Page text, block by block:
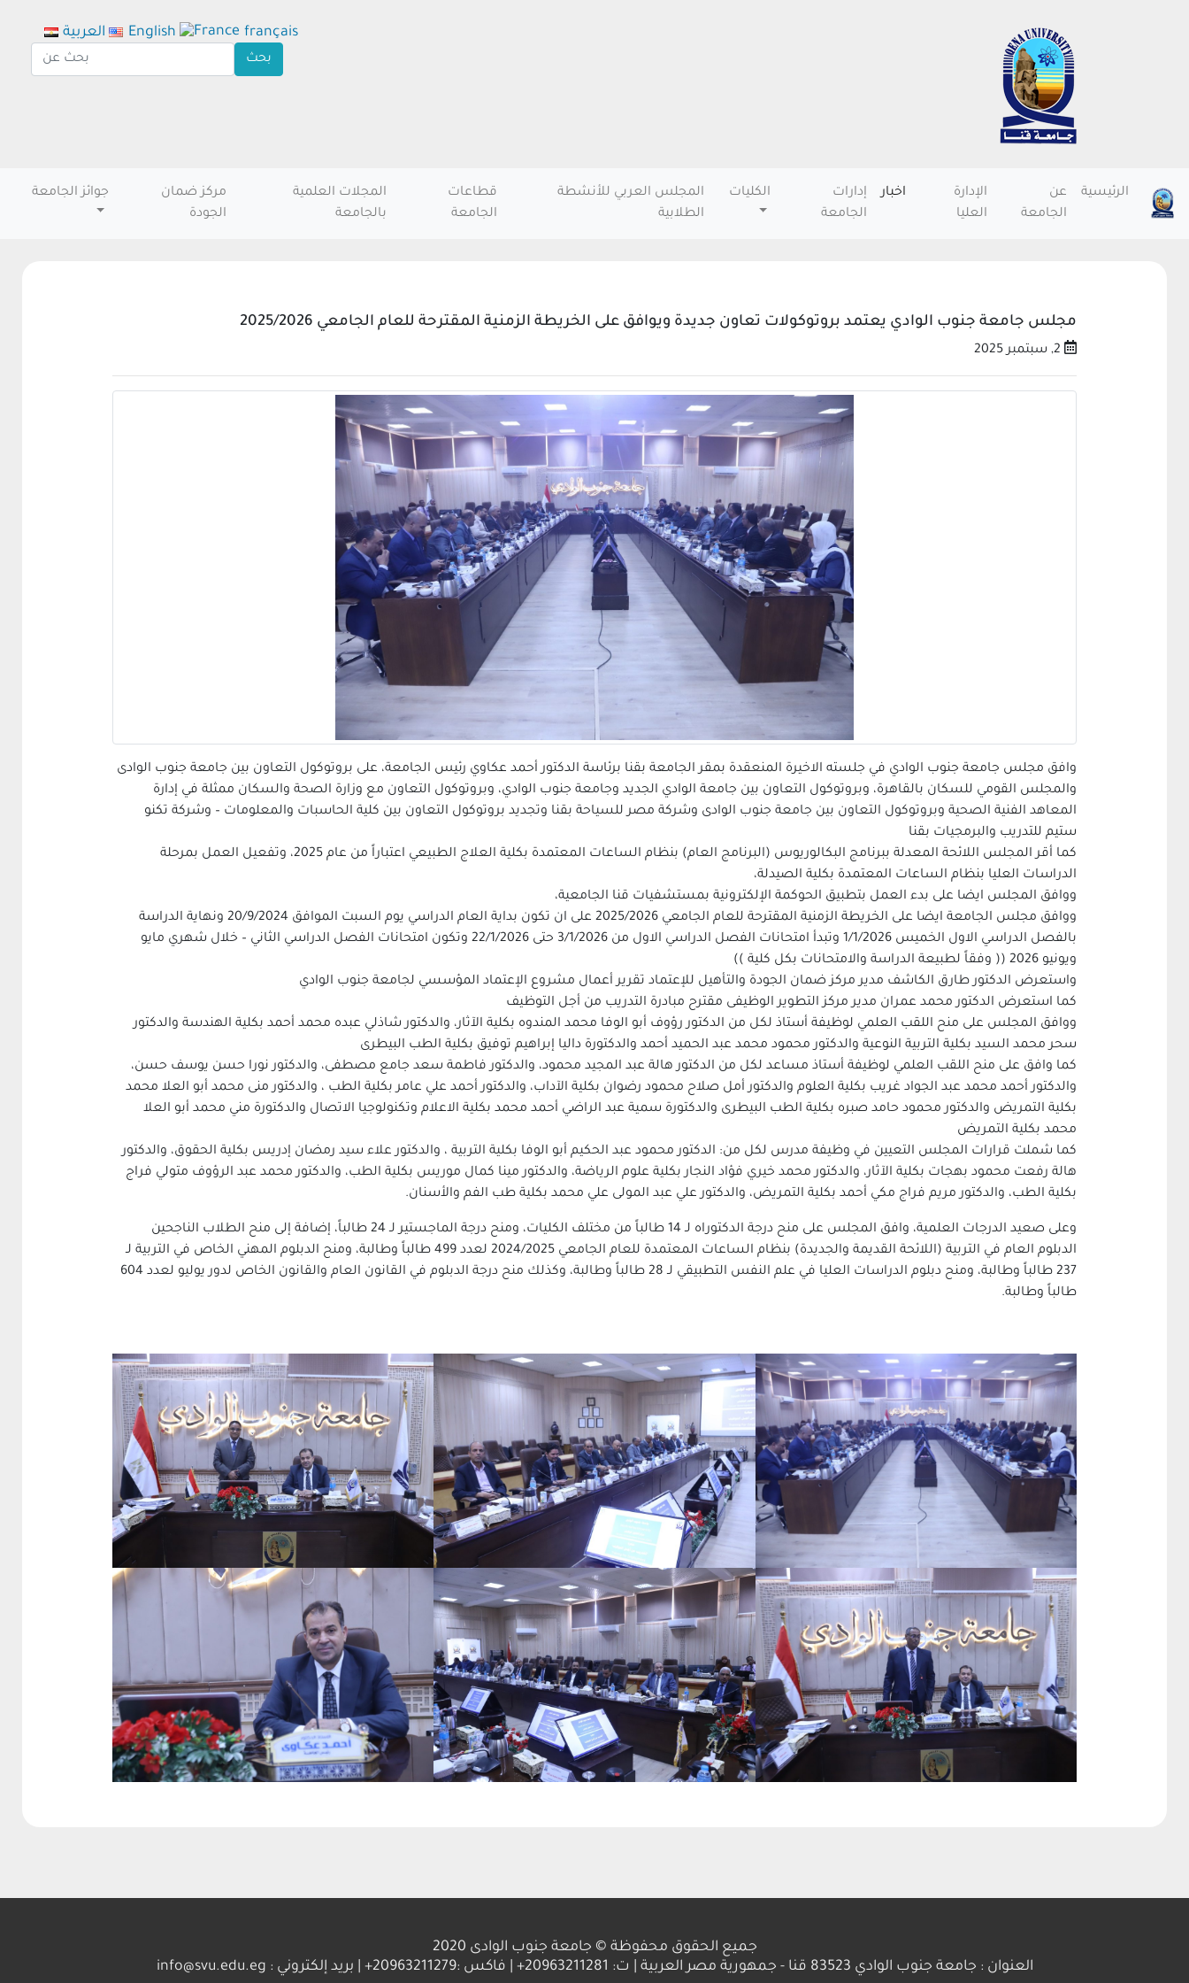
الرئيسية
عن
الجامعة
الإدارة
العليا
اخبار
إدارات
الجامعة
الكليات
المجلس العربي للأنشطة
الطلابية
قطاعات
الجامعة
المجلات العلمية
بالجامعة
مركز ضمان
الجودة
جوائز الجامعة
مجلس جامعة جنوب الوادي يعتمد بروتوكولات تعاون جديدة ويوافق على الخريطة الزمنية المقترحة للعام الجامعي 2025/2026
وافق مجلس جامعة جنوب الوادي في جلسته الاخيرة المنعقدة بمقر الجامعة بقنا برئاسة الدكتور أحمد عكاوي رئيس الجامعة، على بروتوكول التعاون بين جامعة جنوب الوادى
والمجلس القومي للسكان بالقاهرة، وبروتوكول التعاون بين جامعة الوادي الجديد وجامعة جنوب الوادي، وبروتوكول التعاون مع وزارة الصحة والسكان ممثلة في إدارة
المعاهد الفنية الصحية وبروتوكول التعاون بين جامعة جنوب الوادى وشركة مصر للسياحة بقنا وتجديد بروتوكول التعاون بين كلية الحاسبات والمعلومات – وشركة تكنو
ستيم للتدريب والبرمجيات بقنا
كما أقر المجلس اللائحة المعدلة ببرنامج البكالوريوس (البرنامج العام) بنظام الساعات المعتمدة بكلية العلاج الطبيعي اعتباراً من عام 2025، وتفعيل العمل بمرحلة
الدراسات العليا بنظام الساعات المعتمدة بكلية الصيدلة،
ووافق المجلس ايضا على بدء العمل بتطبيق الحوكمة الإلكترونية بمستشفيات قنا الجامعية،
ووافق مجلس الجامعة ايضا على الخريطة الزمنية المقترحة للعام الجامعي 2025/2026 على ان تكون بداية العام الدراسي يوم السبت الموافق 20/9/2024 ونهاية الدراسة
بالفصل الدراسي الاول الخميس 1/1/2026 وتبدأ امتحانات الفصل الدراسي الاول من 3/1/2026 حتى 22/1/2026 وتكون امتحانات الفصل الدراسي الثاني – خلال شهري مايو
ويونيو 2026 (( وفقاً لطبيعة الدراسة والامتحانات بكل كلية ))
واستعرض الدكتور طارق الكاشف مدير مركز ضمان الجودة والتأهيل للإعتماد تقرير أعمال مشروع الإعتماد المؤسسي لجامعة جنوب الوادي
كما استعرض الدكتور محمد عمران مدير مركز التطوير الوظيفى مقترح مبادرة التدريب من أجل التوظيف
ووافق المجلس على منح اللقب العلمي لوظيفة أستاذ لكل من الدكتور رؤوف أبو الوفا محمد المندوه بكلية الآثار، والدكتور شاذلي عبده محمد أحمد بكلية الهندسة والدكتور
سحر محمد السيد بكلية التربية النوعية والدكتور محمود محمد عبد الحميد أحمد والدكتورة داليا إبراهيم توفيق بكلية الطب البيطرى
كما وافق على منح اللقب العلمي لوظيفة أستاذ مساعد لكل من الدكتور هالة عبد المجيد محمود، والدكتور فاطمة سعد جامع مصطفى، والدكتور نورا حسن يوسف حسن،
والدكتور أحمد محمد عبد الجواد غريب بكلية العلوم والدكتور أمل صلاح محمود رضوان بكلية الآداب، والدكتور أحمد علي عامر بكلية الطب ، والدكتور منى محمد أبو العلا محمد
بكلية التمريض والدكتور محمود حامد صبره بكلية الطب البيطرى والدكتورة سمية عبد الراضي أحمد محمد بكلية الاعلام وتكنولوجيا الاتصال والدكتورة مني محمد أبو العلا
محمد بكلية التمريض
كما شملت قرارات المجلس التعيين في وظيفة مدرس لكل من: الدكتور محمود عبد الحكيم أبو الوفا بكلية التربية ، والدكتور علاء سيد رمضان إدريس بكلية الحقوق، والدكتور
هالة رفعت محمود بهجات بكلية الآثار، والدكتور محمد خيري فؤاد النجار بكلية علوم الرياضة، والدكتور مينا كمال موريس بكلية الطب، والدكتور محمد عبد الرؤوف متولي فراج
بكلية الطب، والدكتور مريم فراج مكي أحمد بكلية التمريض، والدكتور علي عبد المولى علي محمد بكلية طب الفم والأسنان.
وعلى صعيد الدرجات العلمية، وافق المجلس على منح درجة الدكتوراه لـ 14 طالباً من مختلف الكليات، ومنح درجة الماجستير لـ 24 طالباً، إضافة إلى منح الطلاب الناجحين
الدبلوم العام في التربية (اللائحة القديمة والجديدة) بنظام الساعات المعتمدة للعام الجامعي 2024/2025 لعدد 499 طالباً وطالبة، ومنح الدبلوم المهني الخاص في التربية لـ
237 طالباً وطالبة، ومنح دبلوم الدراسات العليا في علم النفس التطبيقي لـ 28 طالباً وطالبة، وكذلك منح درجة الدبلوم في القانون العام والقانون الخاص لدور يوليو لعدد 604
طالباً وطالبة.
العربية English français
جميع الحقوق محفوظة © جامعة جنوب الوادى 2020
العنوان : جامعة جنوب الوادي 83523 قنا - جمهورية مصر العربية | ت: 20963211281+ | فاكس :20963211279+ | بريد إلكتروني : info@svu.edu.eg